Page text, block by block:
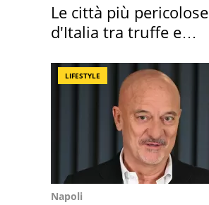
Le città più pericolose
d'Italia tra truffe e
LIFESTYLE
Napoli